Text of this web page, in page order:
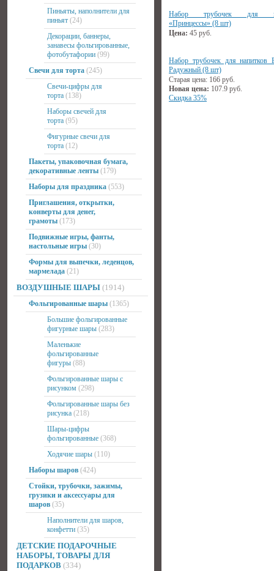
Пиньяты, наполнители для
пиньят (24)
Декорации, баннеры,
занавесы фольгированные,
фотобутафории (99)
Свечи для торта (245)
Свечи-цифры для
торта (138)
Наборы свечей для
торта (95)
Фигурные свечи для
торта (12)
Пакеты, упаковочная бумага,
декоративные ленты (179)
Наборы для праздника (553)
Приглашения, открытки,
конверты для денег,
грамоты (173)
Подвижные игры, фанты,
настольные игры (30)
Формы для выпечки, леденцов,
мармелада (21)
ВОЗДУШНЫЕ ШАРЫ (1914)
Фольгированные шары (1365)
Большие фольгированные
фигурные шары (283)
Маленькие
фольгированные
фигуры (88)
Фольгированные шары с
рисунком (298)
Фольгированные шары без
рисунка (218)
Шары-цифры
фольгированные (368)
Ходячие шары (110)
Наборы шаров (424)
Стойки, трубочки, зажимы,
грузики и аксессуары для
шаров (35)
Наполнители для шаров,
конфетти (35)
ДЕТСКИЕ ПОДАРОЧНЫЕ
НАБОРЫ, ТОВАРЫ ДЛЯ
ПОДАРКОВ (334)
Набор трубочек для
«Принцессы» (8 шт)
Цена: 45 руб.
Набор трубочек для напитков
Радужный (8 шт)
Старая цена: 166 руб.
Новая цена: 107.9 руб.
Скидка 35%